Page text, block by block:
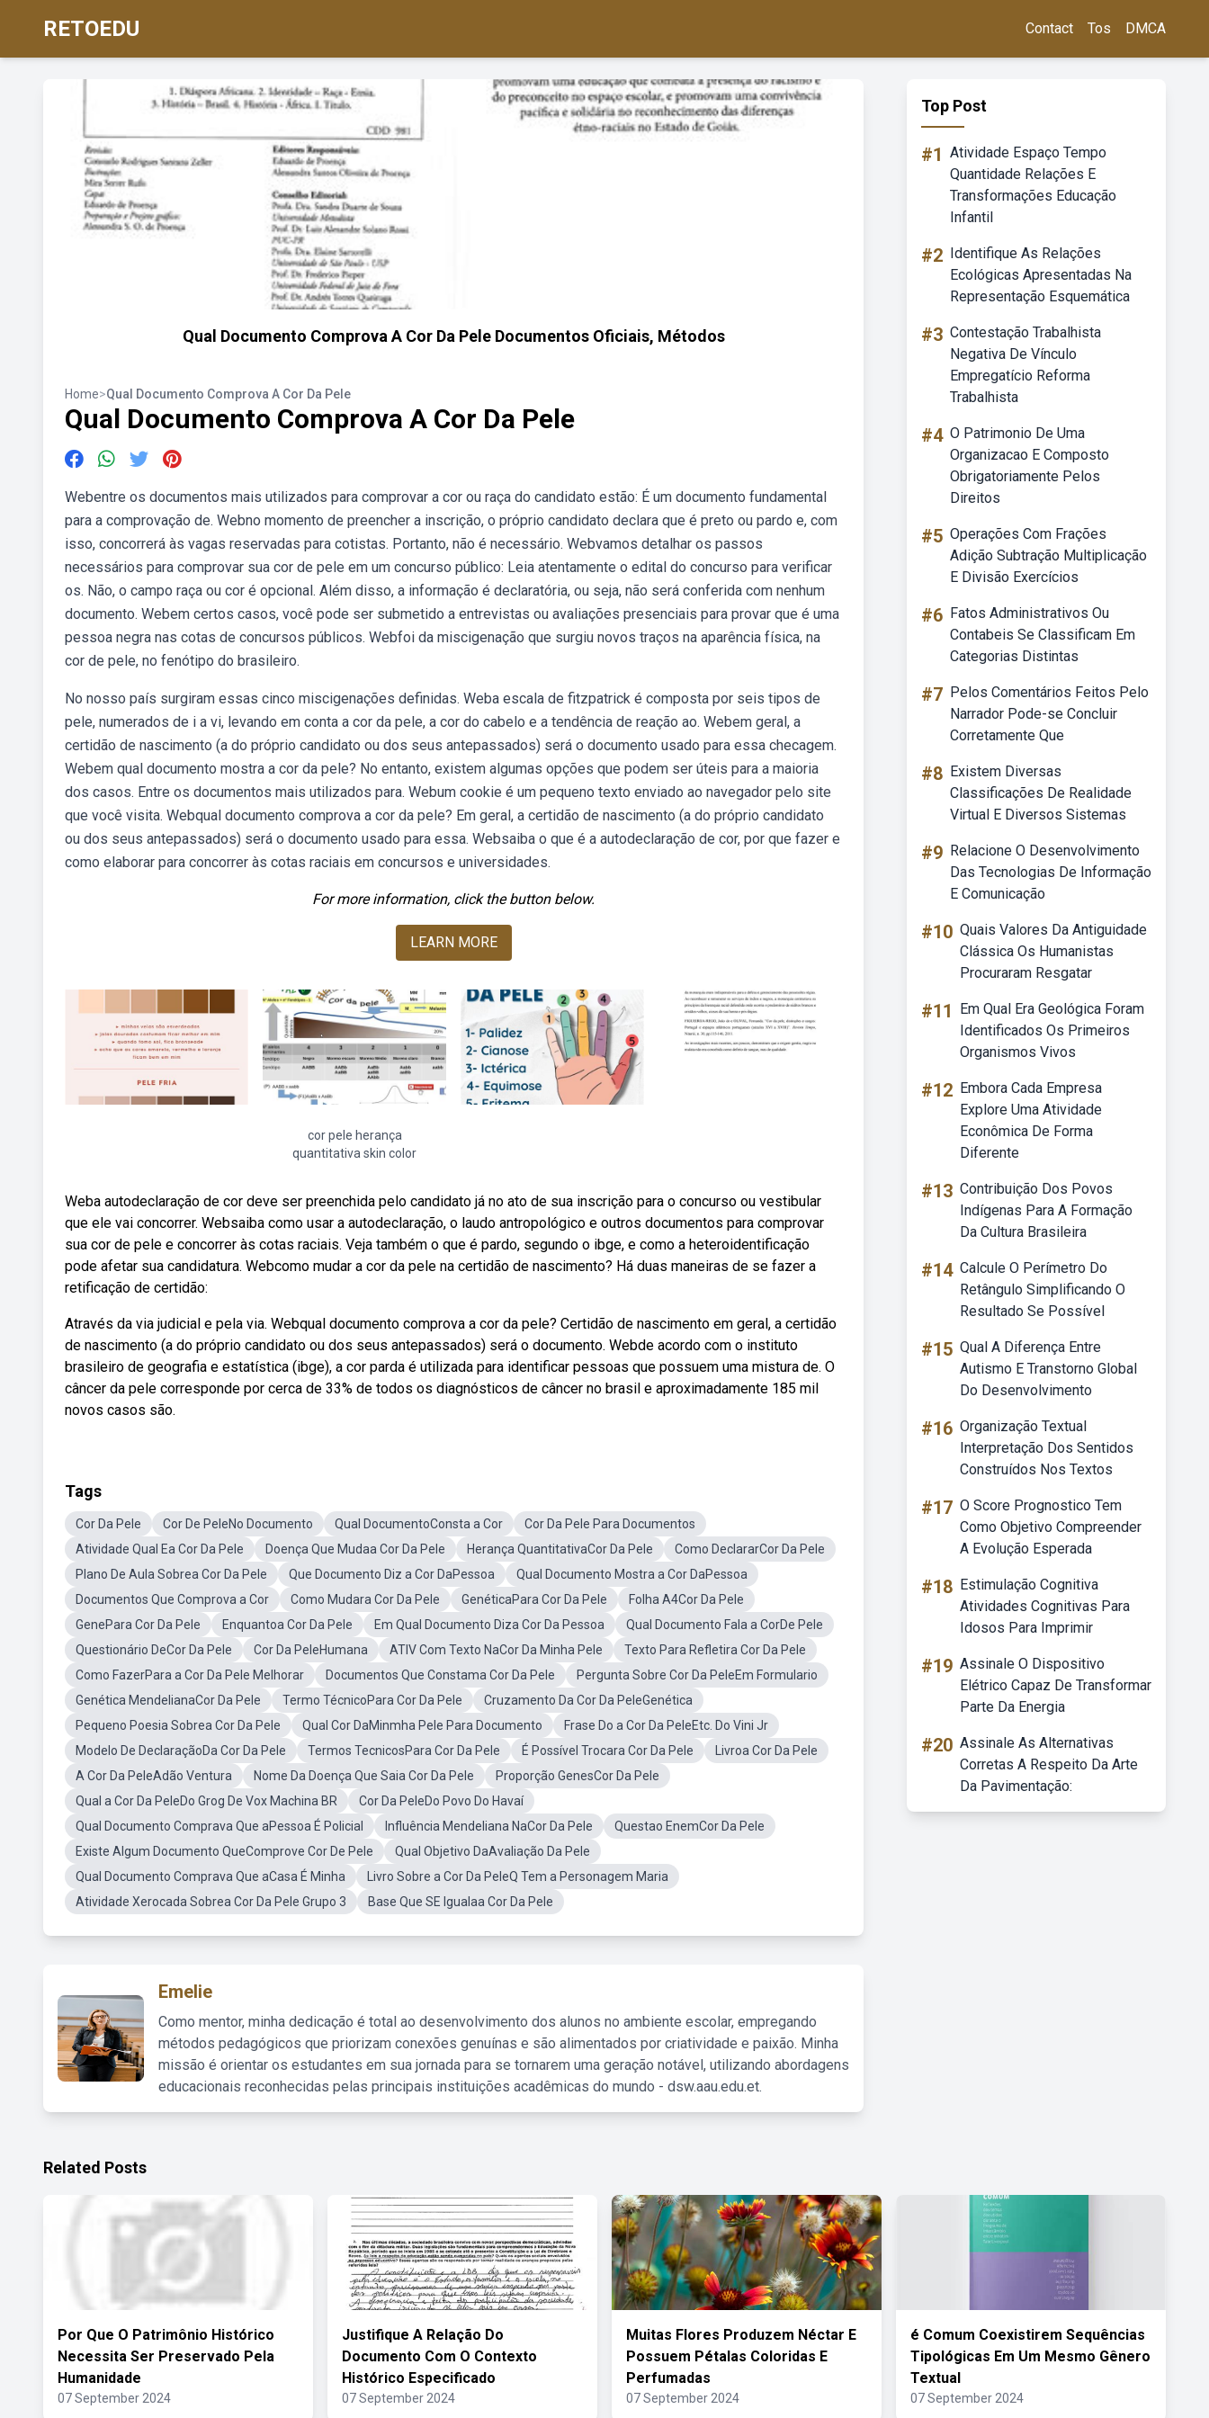
RETOEDU Contact Tos DMCA
Qual Documento Comprova A Cor Da Pele Documentos Oficiais, Métodos
Home>Qual Documento Comprova A Cor Da Pele
Qual Documento Comprova A Cor Da Pele
Webentre os documentos mais utilizados para comprovar a cor ou raça do candidato estão: É um documento fundamental
para a comprovação de. Webno momento de preencher a inscrição, o próprio candidato declara que é preto ou pardo e, com
isso, concorrerá às vagas reservadas para cotistas. Portanto, não é necessário. Webvamos detalhar os passos
necessários para comprovar sua cor de pele em um concurso público: Leia atentamente o edital do concurso para verificar
os. Não, o campo raça ou cor é opcional. Além disso, a informação é declaratória, ou seja, não será conferida com nenhum
documento. Webem certos casos, você pode ser submetido a entrevistas ou avaliações presenciais para provar que é uma
pessoa negra nas cotas de concursos públicos. Webfoi da miscigenação que surgiu novos traços na aparência física, na
cor de pele, no fenótipo do brasileiro.
No nosso país surgiram essas cinco miscigenações definidas. Weba escala de fitzpatrick é composta por seis tipos de
pele, numerados de i a vi, levando em conta a cor da pele, a cor do cabelo e a tendência de reação ao. Webem geral, a
certidão de nascimento (a do próprio candidato ou dos seus antepassados) será o documento usado para essa checagem.
Webem qual documento mostra a cor da pele? No entanto, existem algumas opções que podem ser úteis para a maioria
dos casos. Entre os documentos mais utilizados para. Webum cookie é um pequeno texto enviado ao navegador pelo site
que você visita. Webqual documento comprova a cor da pele? Em geral, a certidão de nascimento (a do próprio candidato
ou dos seus antepassados) será o documento usado para essa. Websaiba o que é a autodeclaração de cor, por que fazer e
como elaborar para concorrer às cotas raciais em concursos e universidades.
For more information, click the button below.
LEARN MORE
cor pele herança
quantitativa skin color
Weba autodeclaração de cor deve ser preenchida pelo candidato já no ato de sua inscrição para o concurso ou vestibular
que ele vai concorrer. Websaiba como usar a autodeclaração, o laudo antropológico e outros documentos para comprovar
sua cor de pele e concorrer às cotas raciais. Veja também o que é pardo, segundo o ibge, e como a heteroidentificação
pode afetar sua candidatura. Webcomo mudar a cor da pele na certidão de nascimento? Há duas maneiras de se fazer a
retificação de certidão:
Através da via judicial e pela via. Webqual documento comprova a cor da pele? Certidão de nascimento em geral, a certidão
de nascimento (a do próprio candidato ou dos seus antepassados) será o documento. Webde acordo com o instituto
brasileiro de geografia e estatística (ibge), a cor parda é utilizada para identificar pessoas que possuem uma mistura de. O
câncer da pele corresponde por cerca de 33% de todos os diagnósticos de câncer no brasil e aproximadamente 185 mil
novos casos são.
Tags
Cor Da Pele Cor De PeleNo Documento Qual DocumentoConsta a Cor
Cor Da Pele Para Documentos
Atividade Qual Ea Cor Da Pele
Doença Que Mudaa Cor Da Pele Herança QuantitativaCor Da Pele
Como DeclararCor Da Pele
Plano De Aula Sobrea Cor Da Pele
Que Documento Diz a Cor DaPessoa
Qual Documento Mostra a Cor DaPessoa
Documentos Que Comprova a Cor
Como Mudara Cor Da Pele GenéticaPara Cor Da Pele
Folha A4Cor Da Pele
GenePara Cor Da Pele
Enquantoa Cor Da Pele Em Qual Documento Diza Cor Da Pessoa
Qual Documento Fala a CorDe Pele
Questionário DeCor Da Pele
Cor Da PeleHumana ATIV Com Texto NaCor Da Minha Pele
Texto Para Refletira Cor Da Pele
Como FazerPara a Cor Da Pele Melhorar
Documentos Que Constama Cor Da Pele
Pergunta Sobre Cor Da PeleEm Formulario
Genética MendelianaCor Da Pele
Termo TécnicoPara Cor Da Pele
Cruzamento Da Cor Da PeleGenética
Pequeno Poesia Sobrea Cor Da Pele
Qual Cor DaMinmha Pele Para Documento
Frase Do a Cor Da PeleEtc. Do Vini Jr
Modelo De DeclaraçãoDa Cor Da Pele
Termos TecnicosPara Cor Da Pele É Possível Trocara Cor Da Pele
Livroa Cor Da Pele
A Cor Da PeleAdão Ventura
Nome Da Doença Que Saia Cor Da Pele
Proporção GenesCor Da Pele
Qual a Cor Da PeleDo Grog De Vox Machina BR
Cor Da PeleDo Povo Do Havaí
Qual Documento Comprava Que aPessoa É Policial
Influência Mendeliana NaCor Da Pele
Questao EnemCor Da Pele
Existe Algum Documento QueComprove Cor De Pele
Qual Objetivo DaAvaliação Da Pele
Qual Documento Comprava Que aCasa É Minha
Livro Sobre a Cor Da PeleQ Tem a Personagem Maria
Atividade Xerocada Sobrea Cor Da Pele Grupo 3
Base Que SE Igualaa Cor Da Pele
Emelie
Como mentor, minha dedicação é total ao desenvolvimento dos alunos no ambiente escolar, empregando
métodos pedagógicos que priorizam conexões genuínas e são alimentados por criatividade e paixão. Minha
missão é orientar os estudantes em sua jornada para se tornarem uma geração notável, utilizando abordagens
educacionais reconhecidas pelas principais instituições acadêmicas do mundo - dsw.aau.edu.et.
Top Post
#1 Atividade Espaço Tempo
Quantidade Relações E
Transformações Educação
Infantil
#2 Identifique As Relações
Ecológicas Apresentadas Na
Representação Esquemática
#3 Contestação Trabalhista
Negativa De Vínculo
Empregatício Reforma
Trabalhista
#4 O Patrimonio De Uma
Organizacao E Composto
Obrigatoriamente Pelos
Direitos
#5 Operações Com Frações
Adição Subtração Multiplicação
E Divisão Exercícios
#6 Fatos Administrativos Ou
Contabeis Se Classificam Em
Categorias Distintas
#7 Pelos Comentários Feitos Pelo
Narrador Pode-se Concluir
Corretamente Que
#8 Existem Diversas
Classificações De Realidade
Virtual E Diversos Sistemas
#9 Relacione O Desenvolvimento
Das Tecnologias De Informação
E Comunicação
#10 Quais Valores Da Antiguidade
Clássica Os Humanistas
Procuraram Resgatar
#11
Em Qual Era Geológica Foram
Identificados Os Primeiros
Organismos Vivos
#12 Embora Cada Empresa
Explore Uma Atividade
Econômica De Forma
Diferente
#13 Contribuição Dos Povos
Indígenas Para A Formação
Da Cultura Brasileira
#14 Calcule O Perímetro Do
Retângulo Simplificando O
Resultado Se Possível
#15 Qual A Diferença Entre
Autismo E Transtorno Global
Do Desenvolvimento
#16 Organização Textual
Interpretação Dos Sentidos
Construídos Nos Textos
#17 O Score Prognostico Tem
Como Objetivo Compreender
A Evolução Esperada
#18 Estimulação Cognitiva
Atividades Cognitivas Para
Idosos Para Imprimir
#19 Assinale O Dispositivo
Elétrico Capaz De Transformar
Parte Da Energia
#20 Assinale As Alternativas
Corretas A Respeito Da Arte
Da Pavimentação:
Related Posts
Por Que O Patrimônio Histórico
Necessita Ser Preservado Pela
Humanidade
07 September 2024
Justifique A Relação Do
Documento Com O Contexto
Histórico Especificado
07 September 2024
Muitas Flores Produzem Néctar E
Possuem Pétalas Coloridas E
Perfumadas
07 September 2024
é Comum Coexistirem Sequências
Tipológicas Em Um Mesmo Gênero
Textual
07 September 2024